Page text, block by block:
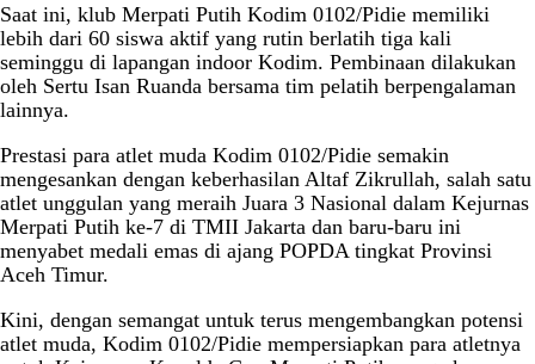
Saat ini, klub Merpati Putih Kodim 0102/Pidie memiliki
lebih dari 60 siswa aktif yang rutin berlatih tiga kali
seminggu di lapangan indoor Kodim. Pembinaan dilakukan
oleh Sertu Isan Ruanda bersama tim pelatih berpengalaman
lainnya.
Prestasi para atlet muda Kodim 0102/Pidie semakin
mengesankan dengan keberhasilan Altaf Zikrullah, salah satu
atlet unggulan yang meraih Juara 3 Nasional dalam Kejurnas
Merpati Putih ke-7 di TMII Jakarta dan baru-baru ini
menyabet medali emas di ajang POPDA tingkat Provinsi
Aceh Timur.
Kini, dengan semangat untuk terus mengembangkan potensi
atlet muda, Kodim 0102/Pidie mempersiapkan para atletnya